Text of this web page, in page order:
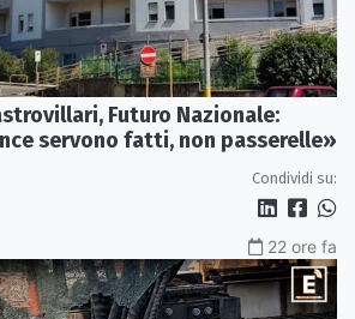
Futuro Nazionale:
servono fatti, non passerelle»
Condividi su:
22 ore fa